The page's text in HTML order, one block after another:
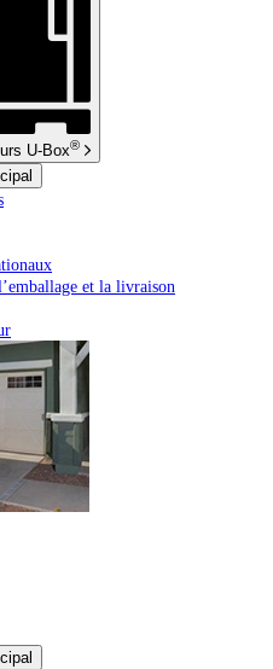
U-Box®
et la livraison